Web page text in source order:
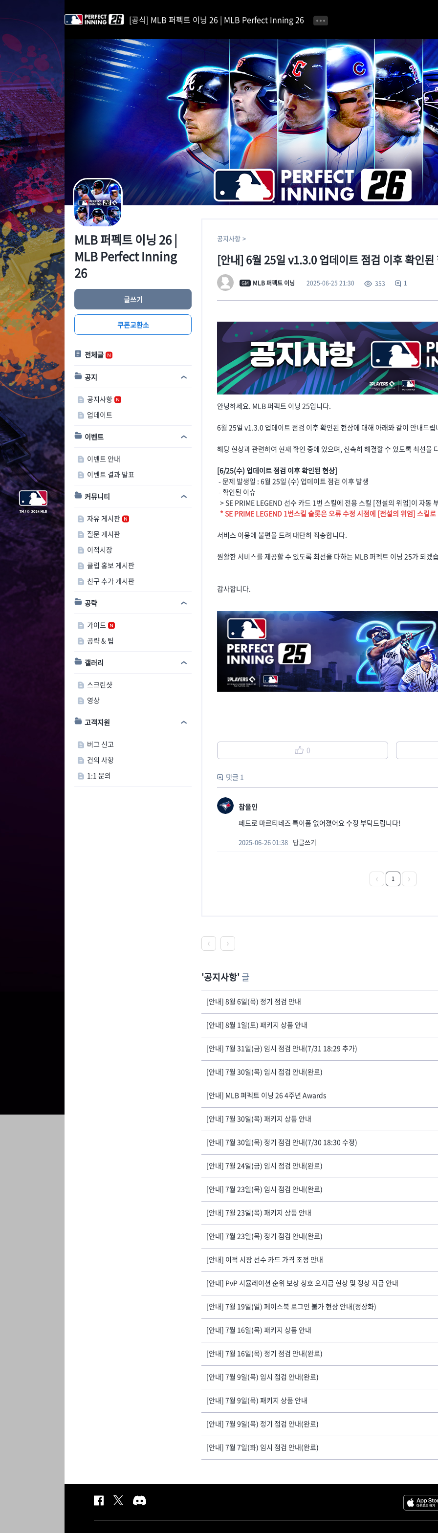
o
C
o
n
t
e
n
t
[공식] MLB 퍼펙트 이닝 26 | MLB Perfect Inning 26
공지사항 이벤트 안내 자유 게시판 가이드
MLB 퍼펙트 이닝 26 |
MLB Perfect Inning
26
글쓰기
쿠폰교환소
전체글
공지
공지사항
업데이트
이벤트
이벤트 안내
이벤트 결과 발표
커뮤니티
자유 게시판
질문 게시판
이적시장
클럽 홍보 게시판
친구 추가 게시판
공략
가이드
공략 & 팁
갤러리
스크린샷
영상
고객지원
버그 신고
건의 사항
1:1 문의
공지사항
[안내] 6월 25일 v1.3.0 업데이트 점검 이후 확인된
GM MLB 퍼펙트 이닝 2025-06-25 21:30 353 1
안녕하세요. MLB 퍼펙트 이닝 25입니다.
6월 25일 v1.3.0 업데이트 점검 이후 확인된 현상에 대해 아래와 같이 안내드립
해당 현상과 관련하여 현재 확인 중에 있으며, 신속히 해결할 수 있도록 최선을
[6/25(수) 업데이트 점검 이후 확인된 현상]
- 문제 발생일 : 6월 25일 (수) 업데이트 점검 이후 발생
- 확인된 이슈
> SE PRIME LEGEND 선수 카드 1번 스킬에 전용 스킬 [전설의 위엄]이 자동
* SE PRIME LEGEND 1번스킬 슬롯은 오류 수정 시점에 [전설의 위엄] 스킬
서비스 이용에 불편을 드려 대단히 죄송합니다.
원활한 서비스를 제공할 수 있도록 최선을 다하는 MLB 퍼펙트 이닝 25가 되겠
감사합니다.
0
댓글 1
참을인
페드로 마르티네즈 특이폼 없어졌어요 수정 부탁드립니다!
2025-06-26 01:38 답글쓰기
1
공지사항 글
[안내] 8월 6일(목) 정기 점검 안내
[안내] 8월 1일(토) 패키지 상품 안내
[안내] 7월 31일(금) 임시 점검 안내(7/31 18:29 추가)
[안내] 7월 30일(목) 임시 점검 안내(완료)
[안내] MLB 퍼펙트 이닝 26 4주년 Awards
[안내] 7월 30일(목) 패키지 상품 안내
[안내] 7월 30일(목) 정기 점검 안내(7/30 18:30 수정)
[안내] 7월 24일(금) 임시 점검 안내(완료)
[안내] 7월 23일(목) 임시 점검 안내(완료)
[안내] 7월 23일(목) 패키지 상품 안내
[안내] 7월 23일(목) 정기 점검 안내(완료)
[안내] 이적 시장 선수 카드 가격 조정 안내
[안내] PvP 시뮬레이션 순위 보상 칭호 오지급 현상 및 정상 지급 안내
[안내] 7월 19일(일) 페이스북 로그인 불가 현상 안내(정상화)
[안내] 7월 16일(목) 패키지 상품 안내
[안내] 7월 16일(목) 정기 점검 안내(완료)
[안내] 7월 9일(목) 임시 점검 안내(완료)
[안내] 7월 9일(목) 패키지 상품 안내
[안내] 7월 9일(목) 정기 점검 안내(완료)
[안내] 7월 7일(화) 임시 점검 안내(완료)